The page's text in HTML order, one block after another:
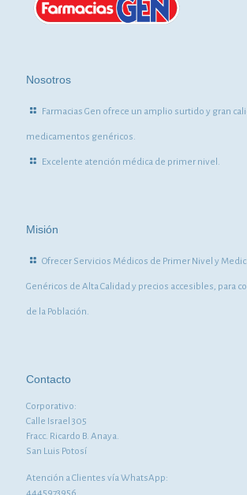
Nosotros
Farmacias Gen ofrece un amplio surtido y gran
medicamentos genéricos.
Excelente atención médica de primer nivel.
Misión
Ofrecer Servicios Médicos de Primer Nivel y
Genéricos de Alta Calidad y precios accesibles, para
de la Población.
Contacto
Corporativo:
Calle Israel 305
Fracc. Ricardo B. Anaya.
San Luis Potosí
Atención a Clientes vía WhatsApp:
4445973956